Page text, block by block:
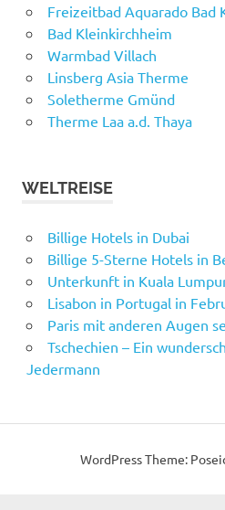
Freizeitbad Aquarado Bad
Bad Kleinkirchheim
Warmbad Villach
Linsberg Asia Therme
Soletherme Gmünd
Therme Laa a.d. Thaya
WELTREISE
Billige Hotels in Dubai
Billige 5-Sterne Hotels in
Unterkunft in Kuala
Lisabon in Portugal in
Paris mit anderen Augen
Tschechien – Ein
Jedermann
WordPress Theme: